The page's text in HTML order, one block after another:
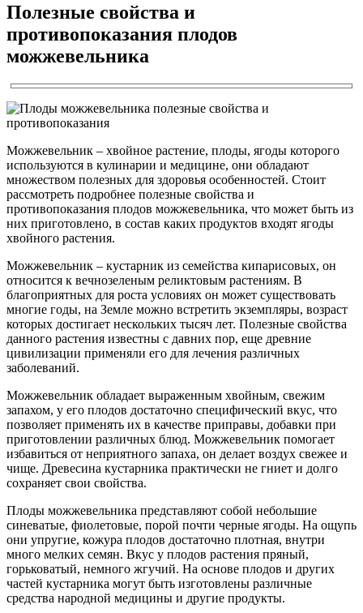
Полезные свойства и
противопоказания плодов
можжевельника
Можжевельник – хвойное растение, плоды, ягоды которого
используются в кулинарии и медицине, они обладают
множеством полезных для здоровья особенностей. Стоит
рассмотреть подробнее полезные свойства и
противопоказания плодов можжевельника, что может быть из
них приготовлено, в состав каких продуктов входят ягоды
хвойного растения.
Можжевельник – кустарник из семейства кипарисовых, он
относится к вечнозеленым реликтовым растениям. В
благоприятных для роста условиях он может существовать
многие годы, на Земле можно встретить экземпляры, возраст
которых достигает нескольких тысяч лет. Полезные свойства
данного растения известны с давних пор, еще древние
цивилизации применяли его для лечения различных
заболеваний.
Можжевельник обладает выраженным хвойным, свежим
запахом, у его плодов достаточно специфический вкус, что
позволяет применять их в качестве приправы, добавки при
приготовлении различных блюд. Можжевельник помогает
избавиться от неприятного запаха, он делает воздух свежее и
чище. Древесина кустарника практически не гниет и долго
сохраняет свои свойства.
Плоды можжевельника представляют собой небольшие
синеватые, фиолетовые, порой почти черные ягоды. На ощупь
они упругие, кожура плодов достаточно плотная, внутри
много мелких семян. Вкус у плодов растения пряный,
горьковатый, немного жгучий. На основе плодов и других
частей кустарника могут быть изготовлены различные
средства народной медицины и другие продукты.